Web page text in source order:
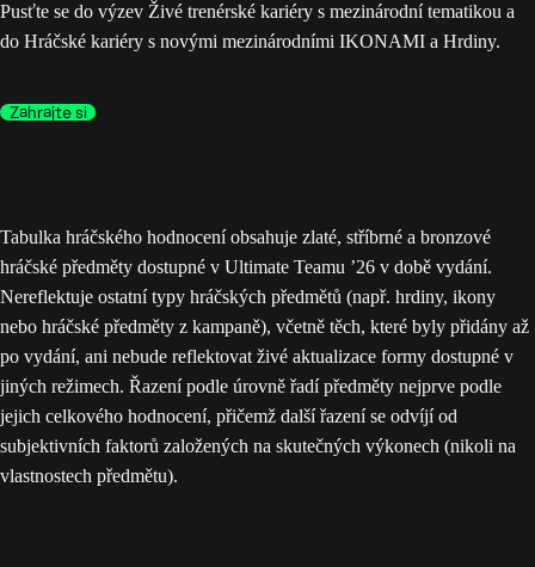
Pusťte se do výzev Živé trenérské kariéry s mezinárodní tematikou a
do Hráčské kariéry s novými mezinárodními IKONAMI a Hrdiny.
Zahrajte si
Tabulka hráčského hodnocení obsahuje zlaté, stříbrné a bronzové
hráčské předměty dostupné v Ultimate Teamu ’26 v době vydání.
Nereflektuje ostatní typy hráčských předmětů (např. hrdiny, ikony
nebo hráčské předměty z kampaně), včetně těch, které byly přidány až
po vydání, ani nebude reflektovat živé aktualizace formy dostupné v
jiných režimech. Řazení podle úrovně řadí předměty nejprve podle
jejich celkového hodnocení, přičemž další řazení se odvíjí od
subjektivních faktorů založených na skutečných výkonech (nikoli na
vlastnostech předmětu).